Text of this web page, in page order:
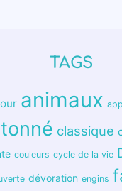
TAGS
animaux
classique
couleurs cycle de la vie
dévoration engins